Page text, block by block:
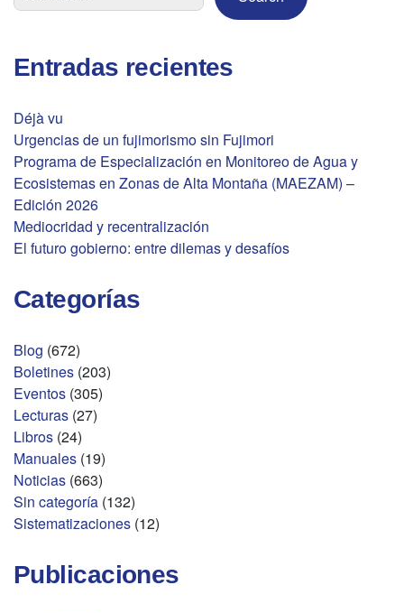
Entradas recientes
Déjà vu
Urgencias de un fujimorismo sin Fujimori
Programa de Especialización en Monitoreo de Agua y
Ecosistemas en Zonas de Alta Montaña (MAEZAM) –
Edición 2026
Mediocridad y recentralización
El futuro gobierno: entre dilemas y desafíos
Categorías
Blog (672)
Boletines (203)
Eventos (305)
Lecturas (27)
Libros (24)
Manuales (19)
Noticias (663)
Sin categoría (132)
Sistematizaciones (12)
Publicaciones